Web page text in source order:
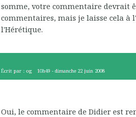
somme, votre commentaire devrait
commentaires, mais je laisse cela à
l'Hérétique.
Écrit par : og 10h49 -dimanche 22 juin 2008
Oui, le commentaire de Didier est